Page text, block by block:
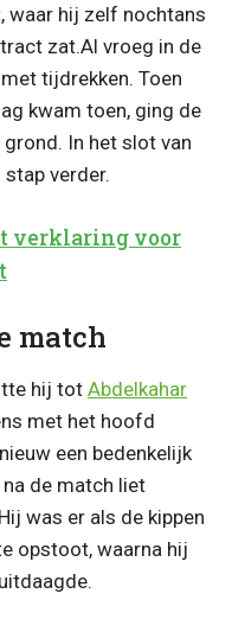
waar hij zelf nochtans
zat.Al vroeg in de
tijdrekken. Toen
kwam toen, ging de
In het slot van
verder.
verklaring voor
match
hij tot Abdelkahar
met het hoofd
een bedenkelijk
de match liet
was er als de kippen
opstoot, waarna hij